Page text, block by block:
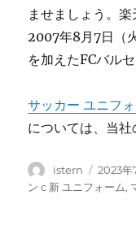
ませましょう。楽
2007年8月7日（
を加えたFCバル
サッカー ユニフ
については、当社
投
稿
istern
投
稿
2023年
ン c 新 ユニフォーム,